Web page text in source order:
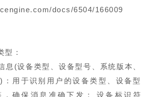
docs/6504/166009
型：
息(设备类型、设备型号、系统版本、
：用于识别用户的设备类型、设备型
，确保消息准确下发； 设备标识符